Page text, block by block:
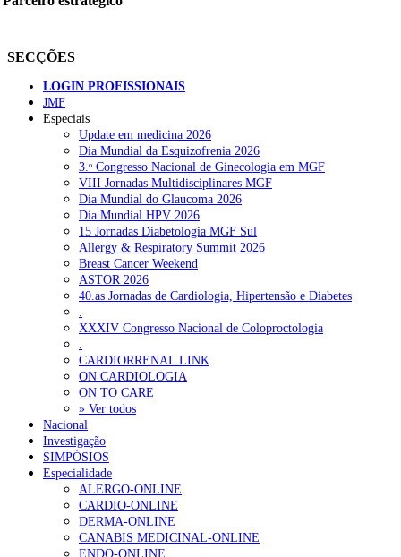
NOTÍCIAS RECENTES
Portugal está a formar os médicos de que precisa?
Estudantes de Medicina representados na 79.ª World Health
Assembly 6 de Agosto, 2026
SCORA X-Change Portugal promove formação internacional
em saúde sexual e reprodutiva 6 de Agosto, 2026
ANEM reúne com coordenador do Pacto Estratégico para a
Saúde 6 de Agosto, 2026
Sindicato diz que nova carreira de médicos dentistas reforça
estabilidade no SNS
NOTÍCIAS MAIS LIDAS
Enfermagem Forense. “Da urgência ao tribunal, cada
gesto conta e cada profissional faz a diferença”
202 visualizações
SECÇÕES
LOGIN PROFISSIONAIS
JMF
Especiais
Update em medicina 2026
Dia Mundial da Esquizofrenia 2026
3.ᵒ Congresso Nacional de Ginecologia em MGF
VIII Jornadas Multidisciplinares MGF
Dia Mundial do Glaucoma 2026
Dia Mundial HPV 2026
15 Jornadas Diabetologia MGF Sul
Allergy & Respiratory Summit 2026
Breast Cancer Weekend
ASTOR 2026
40.as Jornadas de Cardiologia, Hipertensão e Diabetes
.
XXXIV Congresso Nacional de Coloproctologia
.
CARDIORRENAL LINK
ON CARDIOLOGIA
ON TO CARE
» Ver todos
Nacional
Investigação
SIMPÓSIOS
Especialidade
ALERGO-ONLINE
CARDIO-ONLINE
DERMA-ONLINE
CANABIS MEDICINAL-ONLINE
ENDO-ONLINE